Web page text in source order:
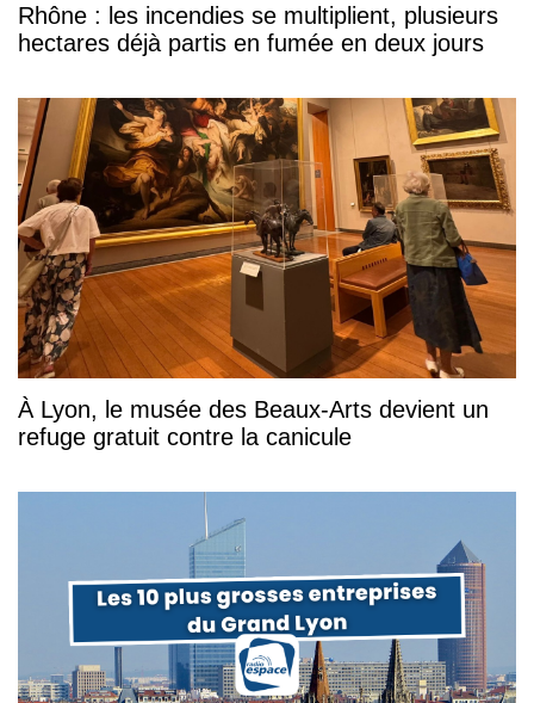
Rhône : les incendies se multiplient, plusieurs
hectares déjà partis en fumée en deux jours
À Lyon, le musée des Beaux-Arts devient un
refuge gratuit contre la canicule